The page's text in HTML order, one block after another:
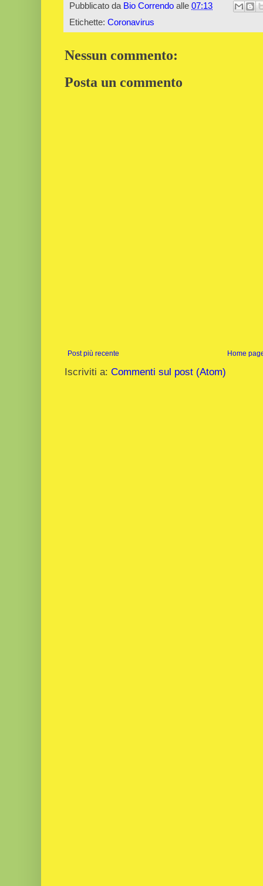
Pubblicato da Bio Correndo alle 07:13
Etichette: Coronavirus
Nessun commento:
Posta un commento
Post più recente Home
Iscriviti a: Commenti sul post (Atom)